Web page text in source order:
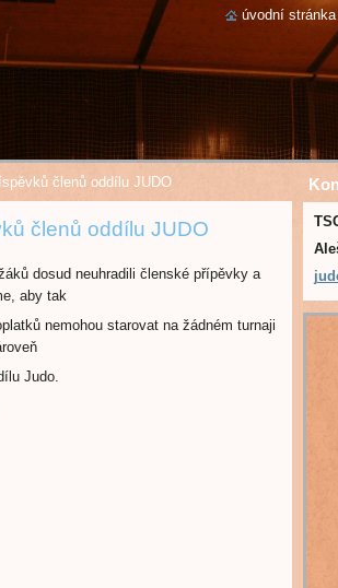
členů oddílu JUDO
členů oddílu JUDO
dosud neuhradili členské přípěvky a
aby tak
nemohou starovat na žádném turnaji
Judo.
úvodní stránka